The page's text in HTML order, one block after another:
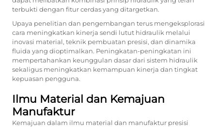
terbukti dengan fitur cerdas yang ditargetkan.
Upaya penelitian dan pengembangan terus mengeksplorasi
cara meningkatkan kinerja sendi lutut hidraulik melalui
inovasi material, teknik pembuatan presisi, dan dinamika
fluida yang dioptimalkan. Peningkatan-peningkatan ini
mempertahankan keunggulan dasar dari sistem hidraulik
sekaligus meningkatkan kemampuan kinerja dan tingkat
kepuasan pengguna.
Ilmu Material dan Kemajuan
Manufaktur
Kemajuan dalam ilmu material dan manufaktur presisi